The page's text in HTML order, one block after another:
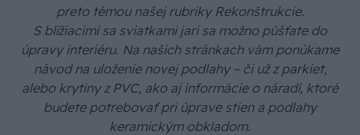
preto témou našej rubriky Rekonštrukcie.
S blížiacimi sa sviatkami jari sa možno púšťate do
úpravy interiéru. Na našich stránkach vám ponúkame
návod na uloženie novej podlahy – či už z parkiet,
alebo krytiny z PVC, ako aj informácie o náradí, ktoré
budete potrebovať pri úprave stien a podlahy
keramickým obkladom.